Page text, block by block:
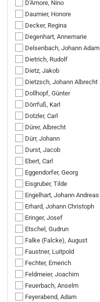
D'Amore, Nino
Daumier, Honore
Decker, Regina
Degenhart, Annemarie
Delsenbach, Johann Adam
Dietrich, Rudolf
Dietz, Jakob
Dietzsch, Johann Albrecht
Dollhopf, Günter
Dörrfuß, Karl
Dotzler, Carl
Dürer, Albrecht
Dürr, Johann
Durst, Jacob
Ebert, Carl
Eggendorfer, Georg
Eisgruber, Tilde
Engelhart, Johann Andreas
Erhard, Johann Christoph
Eringer, Josef
Etschel, Gudrun
Falke (Falcke), August
Faustner, Luitpold
Fechter, Emerich
Feldmeier, Joachim
Feuerbach, Anselm
Feyerabend, Adam